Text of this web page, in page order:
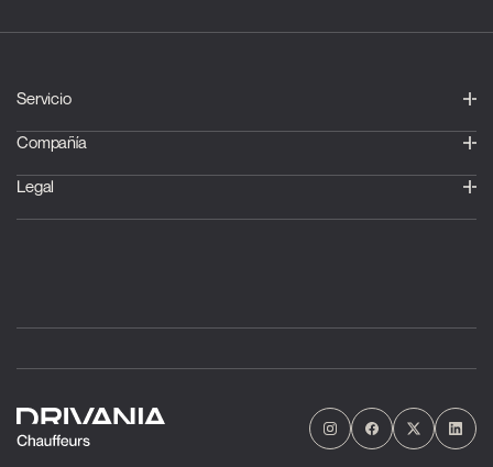
Servicio
Compañía
Legal